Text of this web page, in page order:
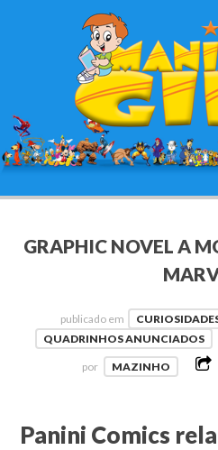
GRAPHIC NOVEL A
publicado em
QUADRINHOS ANUNCIADOS
por MAZINHO
Panini Comics